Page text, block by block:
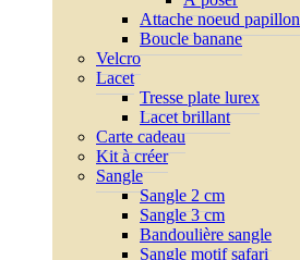
Attache noeud papillon
Boucle banane
Velcro
Lacet
Tresse plate lurex
Lacet brillant
Carte cadeau
Kit à créer
Sangle
Sangle 2 cm
Sangle 3 cm
Bandoulière sangle
Sangle motif safari